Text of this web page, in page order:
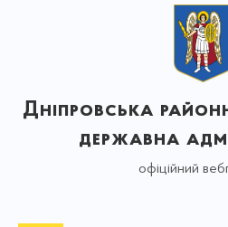
Дніпровська
державна
офіційний